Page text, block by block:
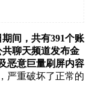
期间，共有391个账
聊天频道发布金
恶意巨量刷屏内容
严重破坏了正常的